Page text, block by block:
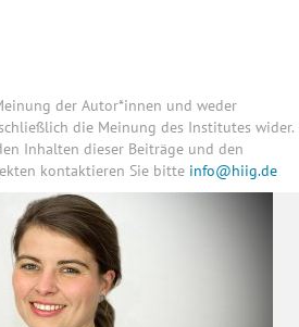
der Autor*innen und weder
die Meinung des Institutes wider.
Inhalten dieser Beiträge und den
kontaktieren Sie bitte info@hiig.de